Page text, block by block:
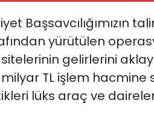
Başsavcılığımızın
yürütülen
sitelerinin gelirlerini
TL işlem hacmine
lüks araç ve